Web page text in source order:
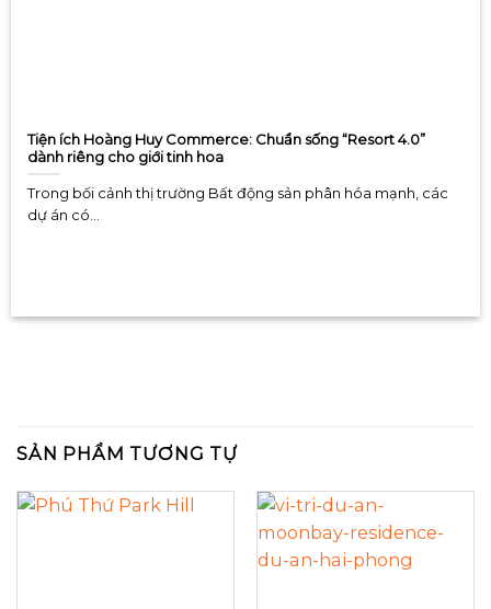
Tiện ích Hoàng Huy Commerce: Chuẩn sống “Resort 4.0”
dành riêng cho giới tinh hoa
Trong bối cảnh thị trường Bất động sản phân hóa mạnh, các
dự án có...
SẢN PHẨM TƯƠNG TỰ